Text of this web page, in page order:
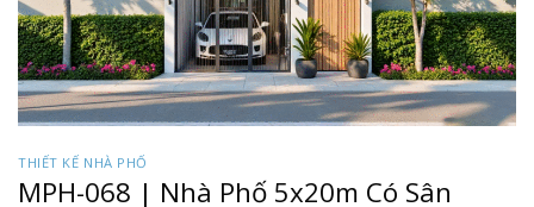
THIẾT KẾ NHÀ PHỐ
MPH-068 | Nhà Phố 5x20m Có Sân